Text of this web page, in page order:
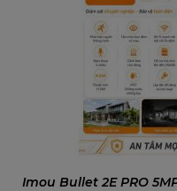
Imou Bullet 2E PRO